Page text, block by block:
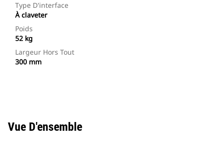
Type D'interface
À claveter
Poids
52 kg
Largeur Hors Tout
300 mm
Vue D'ensemble